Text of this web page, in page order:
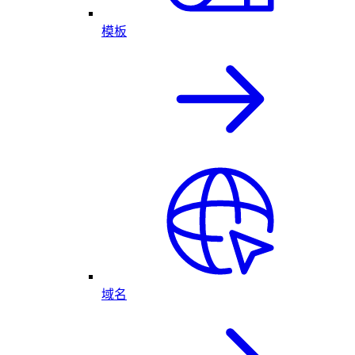
模板
域名